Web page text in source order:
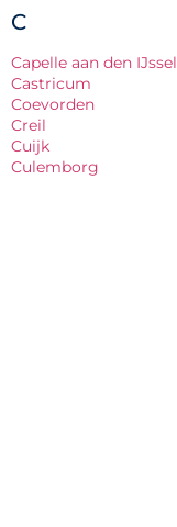
C
Capelle aan den IJssel
Castricum
Coevorden
Creil
Cuijk
Culemborg